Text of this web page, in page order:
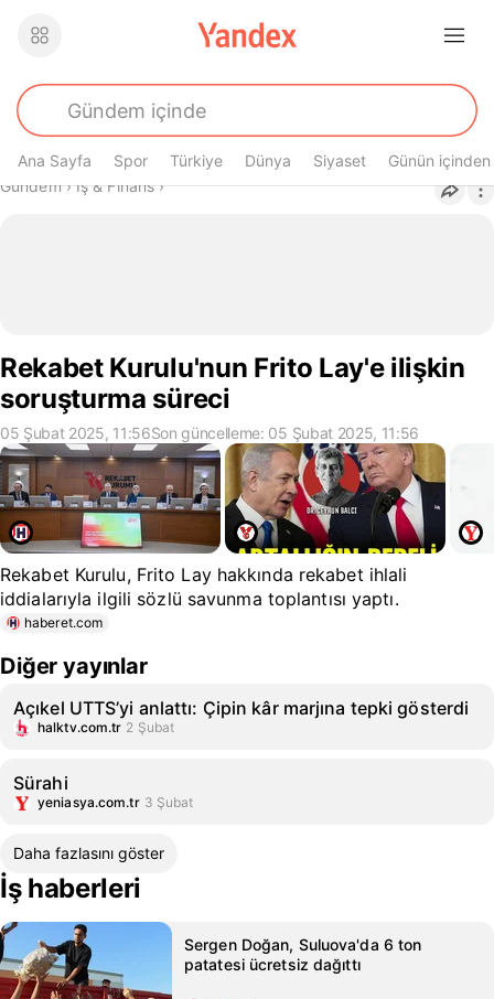
Ana Sayfa Spor Türkiye Dünya Siyaset Günün içinden
Buradasın
Gündem› İş & Finans›
Rekabet Kurulu'nun Frito Lay'e ilişkin
soruşturma süreci
05 Şubat 2025, 11:56Son güncelleme: 05 Şubat 2025, 11:56
Rekabet Kurulu, Frito Lay hakkında rekabet ihlali
iddialarıyla ilgili sözlü savunma toplantısı yaptı.
haberet.com
Diğer yayınlar
Açıkel UTTS’yi anlattı: Çipin kâr marjına tepki gösterdi
halktv.com.tr 2 Şubat
Sürahi
yeniasya.com.tr 3 Şubat
Daha fazlasını göster
İş haberleri
Sergen Doğan, Suluova'da 6 ton
patatesi ücretsiz dağıttı